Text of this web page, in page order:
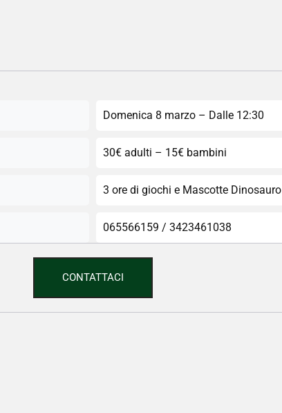
Domenica 8 marzo – Dalle 12:30
30€ adulti – 15€ bambini
3 ore di giochi e Mascotte Dinosauro
065566159 / 3423461038
CONTATTACI